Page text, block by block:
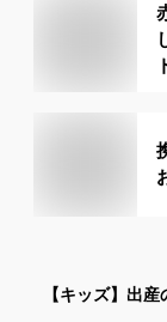
【キッズ】 出産